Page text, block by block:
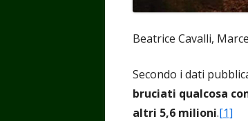
Beatrice Cavalli,
Secondo i dati
bruciati qualcosa
altri 5,6 milioni.[1]